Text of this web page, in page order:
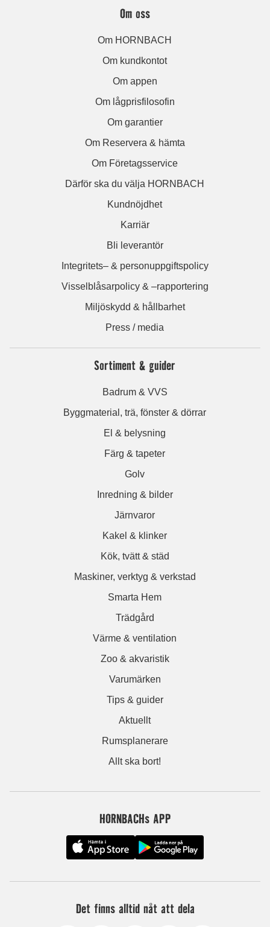
Om oss
Om HORNBACH
Om kundkontot
Om appen
Om lågprisfilosofin
Om garantier
Om Reservera & hämta
Om Företagsservice
Därför ska du välja HORNBACH
Kundnöjdhet
Karriär
Bli leverantör
Integritets– & personuppgiftspolicy
Visselblåsarpolicy & –rapportering
Miljöskydd & hållbarhet
Press / media
Sortiment & guider
Badrum & VVS
Byggmaterial, trä, fönster & dörrar
El & belysning
Färg & tapeter
Golv
Inredning & bilder
Järnvaror
Kakel & klinker
Kök, tvätt & städ
Maskiner, verktyg & verkstad
Smarta Hem
Trädgård
Värme & ventilation
Zoo & akvaristik
Varumärken
Tips & guider
Aktuellt
Rumsplanerare
Allt ska bort!
HORNBACHs APP
Det finns alltid nåt att dela